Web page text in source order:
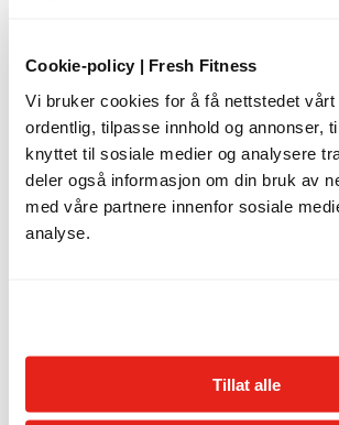
Cookie-policy | Fresh Fitness
Vi bruker cookies for å få nettstedet vårt
ordentlig, tilpasse innhold og annonser,
knyttet til sosiale medier og analysere
deler også informasjon om din bruk av
med våre partnere innenfor sosiale
analyse.
Tillat alle
Antall repetisjoner og sett anbefalt på denne